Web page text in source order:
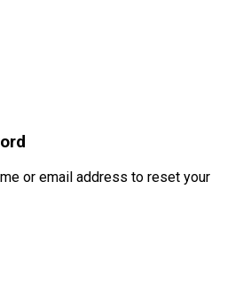
or email address to reset your